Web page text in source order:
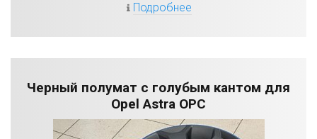
Подробнее
Черный полумат с голубым кантом для
Opel Astra OPC